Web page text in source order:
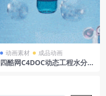
动画素材 成品动画
四酷网C4DOC动态工程水分汇